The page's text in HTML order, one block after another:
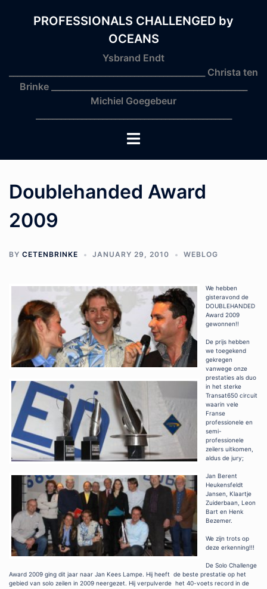
PROFESSIONALS CHALLENGED by
OCEANS
Ysbrand Endt
_______________________________________________ Christa ten
Brinke _______________________________________________
Michiel Goegebeur
Toggle
menu
Doublehanded Award
2009
BY CETENBRINKE JANUARY 29, 2010 WEBLOG
We hebben
gisteravond de
DOUBLEHANDED
Award 2009
gewonnen!!
De prijs hebben
we toegekend
gekregen
vanwege onze
prestaties als duo
in het sterke
Transat650 circuit
waarin vele
Franse
professionele en
semi-
professionele
zeilers uitkomen,
aldus de jury;
Jan Berent
Heukensfeldt
Jansen, Klaartje
Zuiderbaan, Leon
Bart en Henk
Bezemer.
We zijn trots op
deze erkenning!!!
De Solo Challenge
Award 2009 ging dit jaar naar Jan Kees Lampe. Hij heeft de beste prestatie op het
gebied van solo zeilen in 2009 neergezet. Hij verpulverde het 40-voets record in de